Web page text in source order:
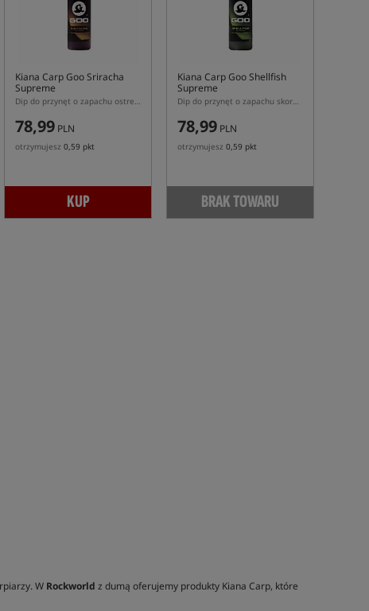
Kiana Carp Goo Sriracha
Supreme
Dip do przynęt o zapachu ostrego sosu Sriracha
78,99 PLN
otrzymujesz 0,59 pkt
KUP
Kiana Carp Goo Shellfish
Supreme
Dip do przynęt o zapachu skorupiaków
78,99 PLN
otrzymujesz 0,59 pkt
BRAK TOWARU
W Rockworld z dumą oferujemy produkty Kiana Carp, które